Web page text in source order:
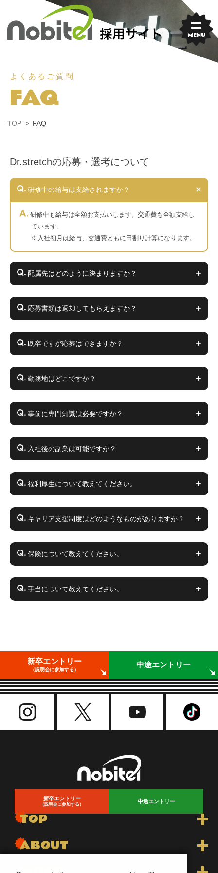
content
MENU
よくあるご質問
FAQ
TOP FAQ
Dr.stretchの応募・選考について
研修中の給与は支給されますか？
研修中も給与は全額お支払いします。交通費も全額支給し
ています。
※入社初月は給与、交通費ともに日割り計算になります。
配属先はどのように決まりますか？
応募書類は返却してもらえますか？
既卒ですが応募はできますか？
勤務地はどこですか？
事前に専門知識は必要ですか？
入社後の副業は可能ですか？
福利厚生について教えてください。
キャリア支援制度はどのようなものがありますか？
保険について教えてください。
手当について教えてください。
新卒エントリー
（説明会に参加する）
中途エントリー
新卒エントリー
（説明会に参加する）
中途エントリー
TOP
トップ
ABOUT